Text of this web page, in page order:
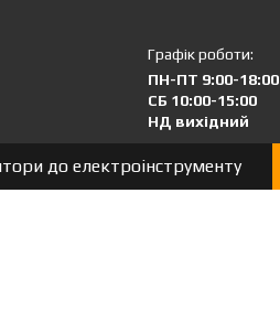
Графік роботи:
ПН-ПТ 9:00-18:00
СБ 10:00-15:00
НД вихідний
до електроінструменту